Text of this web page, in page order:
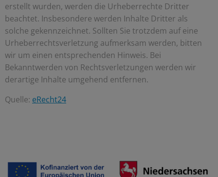
erstellt wurden, werden die Urheberrechte Dritter
beachtet. Insbesondere werden Inhalte Dritter als
solche gekennzeichnet. Sollten Sie trotzdem auf eine
Urheberrechtsverletzung aufmerksam werden, bitten
wir um einen entsprechenden Hinweis. Bei
Bekanntwerden von Rechtsverletzungen werden wir
derartige Inhalte umgehend entfernen.
Quelle: eRecht24